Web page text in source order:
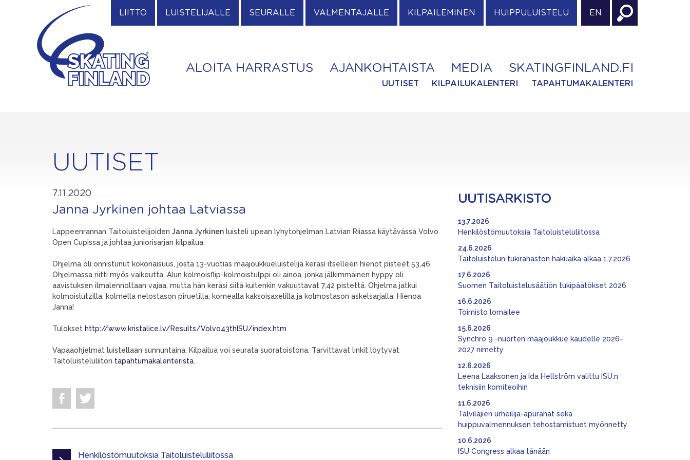
LIITTO LUISTELIJALLE SEURALLE VALMENTAJALLE KILPAILEMINEN HUIPPULUISTELU EN
ALOITA HARRASTUS AJANKOHTAISTA MEDIA SKATINGFINLAND.FI
UUTISET KILPAILUKALENTERI TAPAHTUMAKALENTERI
UUTISET
7.11.2020
Janna Jyrkinen johtaa Latviassa
Lappeenrannan Taitoluistelijoiden Janna Jyrkinen luisteli upean lyhytohjelman Latvian Riiassa käytävässä Volvo
Open Cupissa ja johtaa juniorisarjan kilpailua.
Ohjelma oli onnistunut kokonaisuus, josta 13-vuotias maajoukkueluistelija keräsi itselleen hienot pisteet 53,46.
Ohjelmassa riitti myös vaikeutta. Alun kolmoisflip-kolmoistulppi oli ainoa, jonka jälkimmäinen hyppy oli
aavistuksen ilmalennoltaan vajaa, mutta hän keräsi siitä kuitenkin vakuuttavat 7,42 pistettä. Ohjelma jatkui
kolmoislutzilla, kolmella nelostason piruetilla, komealla kaksoisaxelilla ja kolmostason askelsarjalla. Hienoa
Janna!
Tulokset http://www.kristalice.lv/Results/Volvo43thISU/index.htm
Vapaaohjelmat luistellaan sunnuntaina. Kilpailua voi seurata suoratoistona. Tarvittavat linkit löytyvät
Taitoluisteluliiton tapahtumakalenterista.
Henkilöstömuutoksia Taitoluisteluliitossa
UUTISARKISTO
Henkilöstömuutoksia Taitoluisteluliitossa
13.7.2026
Taitoluistelun tukirahaston hakuaika alkaa 1.7.2026
24.6.2026
Suomen Taitoluistelusäätiön tukipäätökset 2026
17.6.2026
Toimisto lomailee
16.6.2026
Synchro 9 -nuorten maajoukkue kaudelle 2026–
2027 nimetty
15.6.2026
Leena Laaksonen ja Ida Hellström valittu ISU:n
teknisiin komiteoihin
12.6.2026
Talvilajien urheilija-apurahat sekä
huippuvalmennuksen tehostamistuet myönnetty
11.6.2026
ISU Congress alkaa tänään
10.6.2026